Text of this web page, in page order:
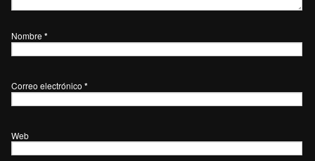
Nombre *
Correo electrónico *
Web